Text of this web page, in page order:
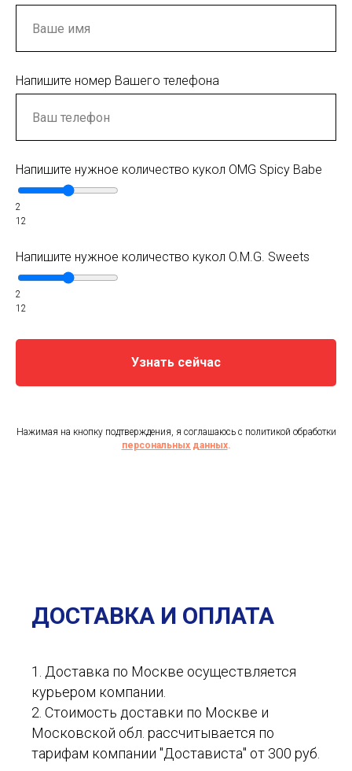
Напишите номер Вашего телефона
Напишите нужное количество кукол OMG Spicy Babe
2
12
Напишите нужное количество кукол O.M.G. Sweets
2
12
Узнать сейчас
Нажимая на кнопку подтверждения, я соглашаюсь с политикой обработки
персональных данных.
ДОСТАВКА И ОПЛАТА
1. Доставка по Москве осуществляется
курьером компании.
2. Стоимость доставки по Москве и
Московской обл. рассчитывается по
тарифам компании "Достависта" от 300 руб.